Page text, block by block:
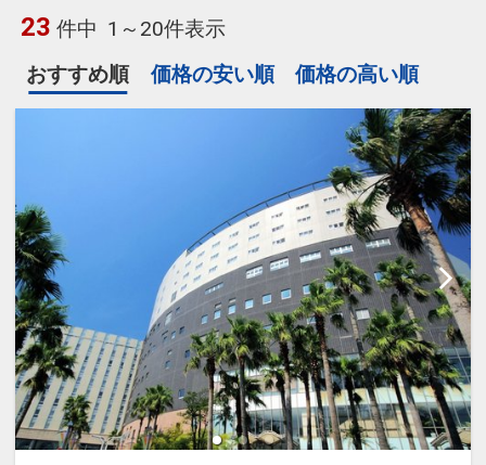
23 件中 1～20件表示
おすすめ順
価格の安い順 価格の高い順